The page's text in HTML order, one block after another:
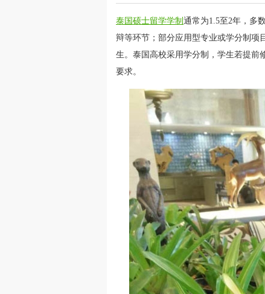
泰国硕士留学学制 通常为1.5至2年，多
辩等环节；部分应用型专业或学分制项
生。泰国高校采用学分制，学生若提前
要求。